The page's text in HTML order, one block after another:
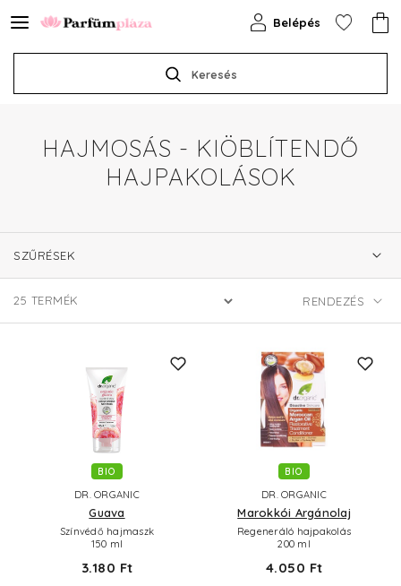
Keresés
Belépés
HAJMOSÁS - KIÖBLÍTENDŐ
HAJPAKOLÁSOK
SZŰRÉSEK
25 TERMÉK
BIO
DR. ORGANIC
Guava
Színvédő hajmaszk
150 ml
3.180 Ft
BIO
DR. ORGANIC
Marokkói Argánolaj
Regeneráló hajpakolás
200 ml
4.050 Ft